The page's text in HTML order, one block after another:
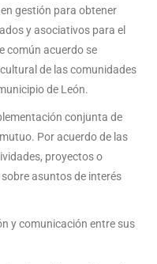
gestión para obtener
y asociativos para el
común acuerdo se
de las comunidades
de León.
conjunta de
Por acuerdo de las
proyectos o
asuntos de interés
y comunicación entre sus